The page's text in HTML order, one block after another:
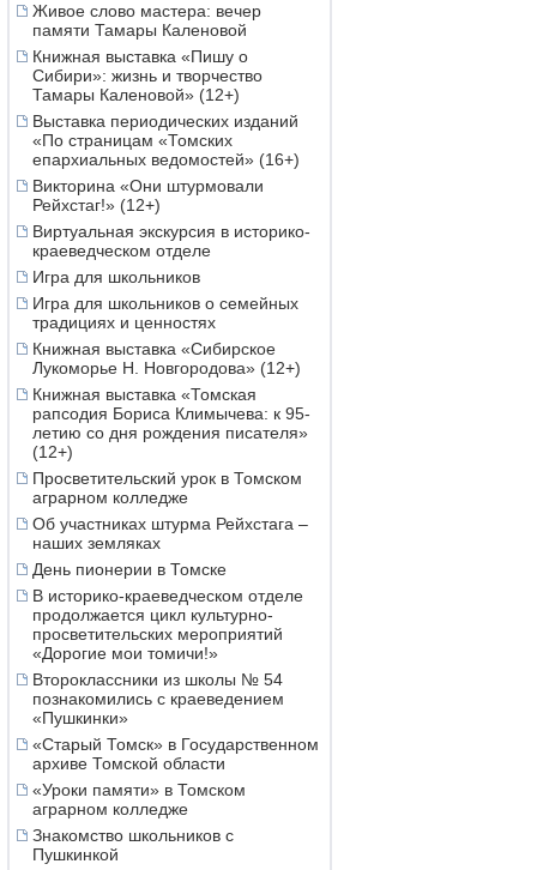
Живое слово мастера: вечер
памяти Тамары Каленовой
Книжная выставка «Пишу о
Сибири»: жизнь и творчество
Тамары Каленовой» (12+)
Выставка периодических изданий
«По страницам «Томских
епархиальных ведомостей» (16+)
Викторина «Они штурмовали
Рейхстаг!» (12+)
Виртуальная экскурсия в историко-
краеведческом отделе
Игра для школьников
Игра для школьников о семейных
традициях и ценностях
Книжная выставка «Сибирское
Лукоморье Н. Новгородова» (12+)
Книжная выставка «Томская
рапсодия Бориса Климычева: к 95-
летию со дня рождения писателя»
(12+)
Просветительский урок в Томском
аграрном колледже
Об участниках штурма Рейхстага –
наших земляках
День пионерии в Томске
В историко-краеведческом отделе
продолжается цикл культурно-
просветительских мероприятий
«Дорогие мои томичи!»
Второклассники из школы № 54
познакомились с краеведением
«Пушкинки»
«Старый Томск» в Государственном
архиве Томской области
«Уроки памяти» в Томском
аграрном колледже
Знакомство школьников с
Пушкинкой